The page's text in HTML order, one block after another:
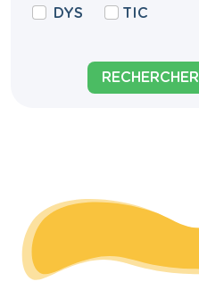
DYS TIC
RECHERCHER